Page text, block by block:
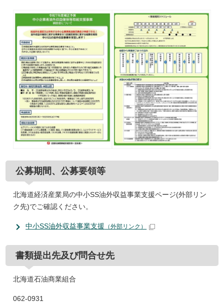
公募期間、公募要領等
北海道経済産業局の中小SS油外収益事業支援ページ(外部リン
ク先)でご確認ください。
中小SS油外収益事業支援 （外部リンク）
書類提出先及び問合せ先
北海道石油商業組合
062-0931